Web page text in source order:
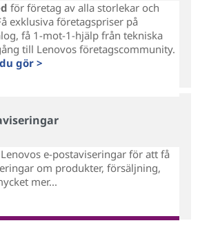
för företag av alla storlekar och
exklusiva företagspriser på
få 1-mot-1-hjälp från tekniska
till Lenovos företagscommunity.
gör >
e-postaviseringar för att få
om produkter, försäljning,
mer...